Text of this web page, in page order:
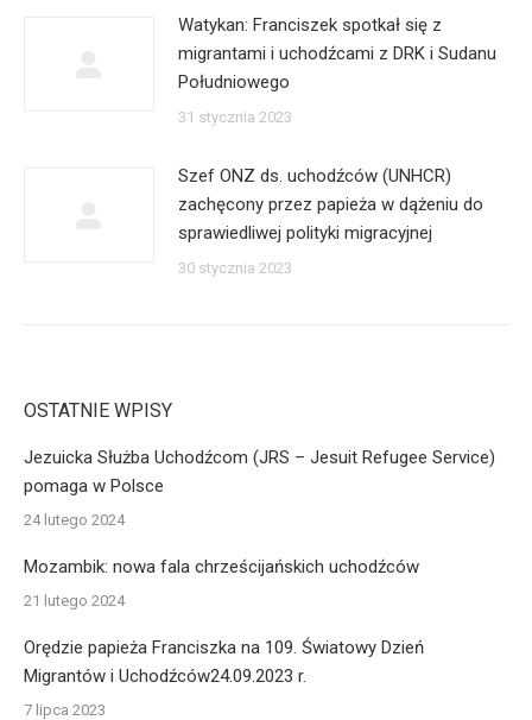
Watykan: Franciszek spotkał się z
migrantami i uchodźcami z DRK i Sudanu
Południowego
31 stycznia 2023
Szef ONZ ds. uchodźców (UNHCR)
zachęcony przez papieża w dążeniu do
sprawiedliwej polityki migracyjnej
30 stycznia 2023
OSTATNIE WPISY
Jezuicka Służba Uchodźcom (JRS – Jesuit Refugee Service)
pomaga w Polsce
24 lutego 2024
Mozambik: nowa fala chrześcijańskich uchodźców
21 lutego 2024
Orędzie papieża Franciszka na 109. Światowy Dzień
Migrantów i Uchodźców24.09.2023 r.
7 lipca 2023